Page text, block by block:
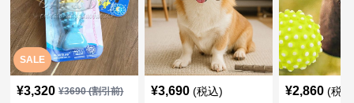
SALE
¥3,320 ¥3690(割引前) ¥3,690 (税込) ¥2,860 (税